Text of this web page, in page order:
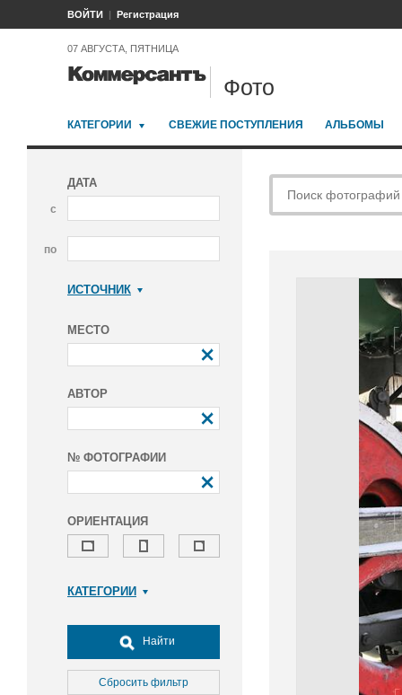
ВОЙТИ Регистрация
07 АВГУСТА, ПЯТНИЦА
Фото
КАТЕГОРИИ СВЕЖИЕ ПОСТУПЛЕНИЯ АЛЬБОМЫ
ДАТА
с
по
ИСТОЧНИК
МЕСТО
АВТОР
№ ФОТОГРАФИИ
ОРИЕНТАЦИЯ
КАТЕГОРИИ
Досуг, туризм и отдых
Культура
Медицина
Найти
Сбросить фильтр